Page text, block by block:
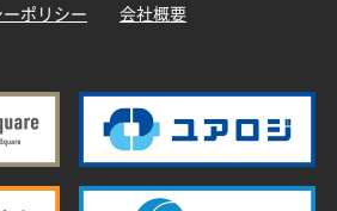
ポリシー 会社概要